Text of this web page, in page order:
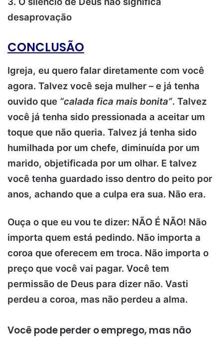
desaprovação
CONCLUSÃO
Igreja, eu quero falar diretamente com você
agora. Talvez você seja mulher – e já tenha
ouvido que “calada fica mais bonita”. Talvez
você já tenha sido pressionada a aceitar um
toque que não queria. Talvez já tenha sido
humilhada por um chefe, diminuída por um
marido, objetificada por um olhar. E talvez
você tenha guardado isso dentro do peito por
anos, achando que a culpa era sua. Não era.
Ouça o que eu vou te dizer: NÃO É NÃO! Não
importa quem está pedindo. Não importa a
coroa que oferecem em troca. Não importa o
preço que você vai pagar. Você tem
permissão de Deus para dizer não. Vasti
perdeu a coroa, mas não perdeu a alma.
Você pode perder o emprego, mas não